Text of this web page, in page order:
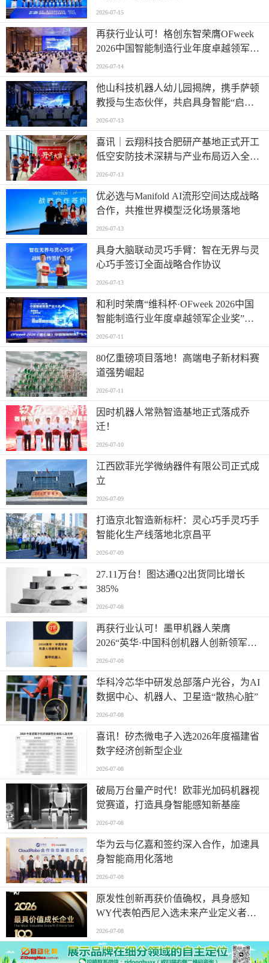
2026-07-15
再获行业认可！格创东智荣膺OFweek
2026中国智能制造行业年度卓越领军企
业奖
2026-07-14
他山科技机器人幼儿园揭牌，携手萨顿
教授与生态伙伴，共启具身智能“启蒙
时代”
2026-07-13
喜讯｜云翔科技合肥研产基地正式开工
低空安防技术深耕与产业布局迈入全新
阶段
2026-07-13
优必选与Manifold AI流形空间达成战略
合作，共推世界模型泛化场景落地
2026-07-13
具身大脑联动灵巧手臂：智在无界与灵
心巧手签订全面战略合作协议
2026-07-13
和利时荣膺“维科杯·OFweek 2026中国
智能制造行业年度卓越领军企业奖”，
以自主创新实力引领智造新浪潮
2026-07-11
80亿重磅项目落地！高端电子新材料赛
道强势崛起
2026-07-11
因时机器人常熟智造基地正式落成乔
迁！
2026-07-10
江西欧菲光学微纳器件有限公司正式成
立
2026-07-09
打造京北智造新标杆：灵心巧手灵巧手
智能化生产线落地北京昌平
2026-07-09
27.11万台！图达通Q2出货同比增长
385%
2026-07-08
再获行业认可！墨甲机器人荣膺
2026“英华·中国科创机器人创新领军企
业”全产业链智能出海标杆
2026-07-08
华科冷芯华中研发总部落户光谷，为AI
数据中心、机器人、卫星造“散热心脏”
2026-07-08
喜讯！矽杰微电子入选2026年度福建省
数字经济创新型企业
2026-07-08
破局万台量产时代！欧菲光加码机器视
觉赛道，打造具身智能感知新基座
2026-07-08
华为云与亿嘉和签约深入合作，加速具
身智能商用化落地
2026-07-08
原发性创新再获价值确权，具身感知
WY代表帕西尼入选未来产业定义者榜
单
2026-07-08